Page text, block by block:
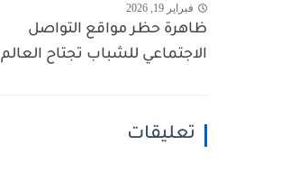
فبراير 19, 2026
ظاهرة حظر مواقع التواصل
الاجتماعي للشباب تجتاح العالم
تعليقات